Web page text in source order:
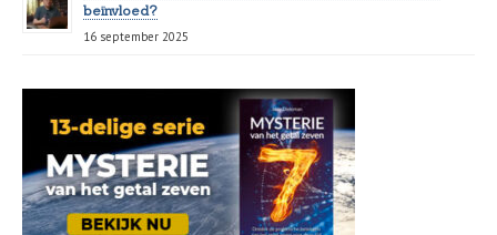
beïnvloed?
16 september 2025